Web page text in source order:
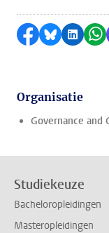
Delen op
Delen via
Delen
Organisatie
Governance and
Studiekeuze
Bacheloropleidingen
Masteropleidingen